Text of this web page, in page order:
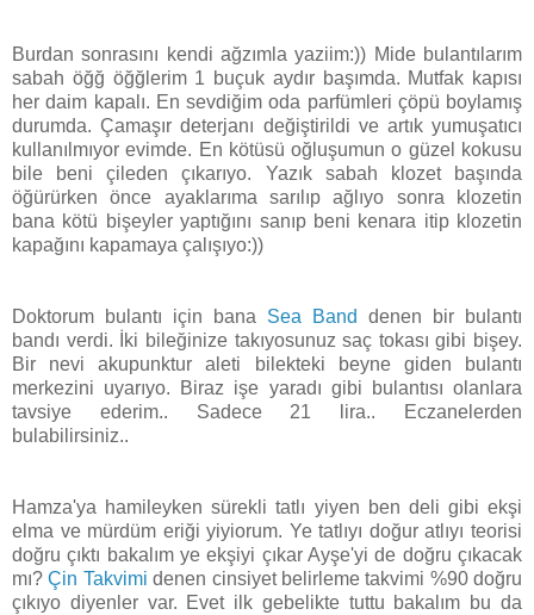
Burdan sonrasını kendi ağzımla yaziim:)) Mide bulantılarım
sabah öğğ öğğlerim 1 buçuk aydır başımda. Mutfak kapısı
her daim kapalı. En sevdiğim oda parfümleri çöpü boylamış
durumda. Çamaşır deterjanı değiştirildi ve artık yumuşatıcı
kullanılmıyor evimde. En kötüsü oğluşumun o güzel kokusu
bile beni çileden çıkarıyo. Yazık sabah klozet başında
öğürürken önce ayaklarıma sarılıp ağlıyo sonra klozetin
bana kötü bişeyler yaptığını sanıp beni kenara itip klozetin
kapağını kapamaya çalışıyo:))
Doktorum bulantı için bana Sea Band denen bir bulantı
bandı verdi. İki bileğinize takıyosunuz saç tokası gibi bişey.
Bir nevi akupunktur aleti bilekteki beyne giden bulantı
merkezini uyarıyo. Biraz işe yaradı gibi bulantısı olanlara
tavsiye ederim.. Sadece 21 lira.. Eczanelerden
bulabilirsiniz..
Hamza'ya hamileyken sürekli tatlı yiyen ben deli gibi ekşi
elma ve mürdüm eriği yiyiorum. Ye tatlıyı doğur atlıyı teorisi
doğru çıktı bakalım ye ekşiyi çıkar Ayşe'yi de doğru çıkacak
mı?Çin Takvimidenen cinsiyet belirleme takvimi %90 doğru
çıkıyo diyenler var. Evet ilk gebelikte tuttu bakalım bu da